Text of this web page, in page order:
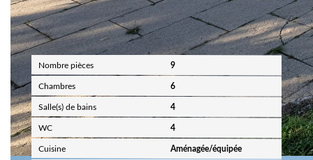
Intérieur
Nombre pièces 9
Chambres 6
Salle(s) de bains 4
WC 4
Cuisine Aménagée/équipée